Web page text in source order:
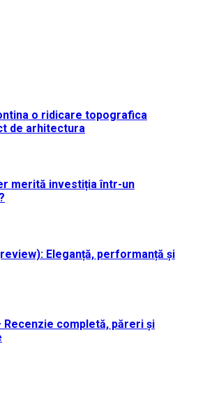
o ridicare topografica
de arhitectura
merită investiția într-un
Eleganță, performanță și
Recenzie completă, păreri și